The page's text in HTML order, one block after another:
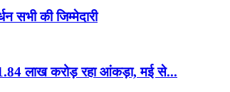
सभी की जिम्मेदारी
लाख करोड़ रहा आंकड़ा, मई से...